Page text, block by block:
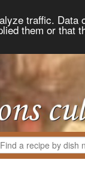
traffic.
them or that